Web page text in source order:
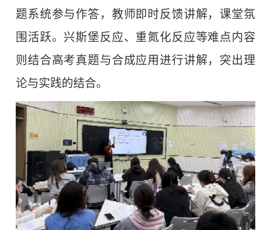
题系统参与作答，教师即时反馈讲解，课堂氛
围活跃。兴斯堡反应、重氮化反应等难点内容
则结合高考真题与合成应用进行讲解，突出理
论与实践的结合。